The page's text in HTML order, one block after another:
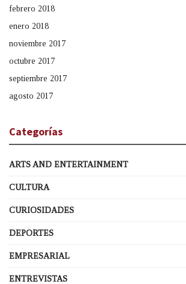
febrero 2018
enero 2018
noviembre 2017
octubre 2017
septiembre 2017
agosto 2017
Categorías
ARTS AND ENTERTAINMENT
CULTURA
CURIOSIDADES
DEPORTES
EMPRESARIAL
ENTREVISTAS